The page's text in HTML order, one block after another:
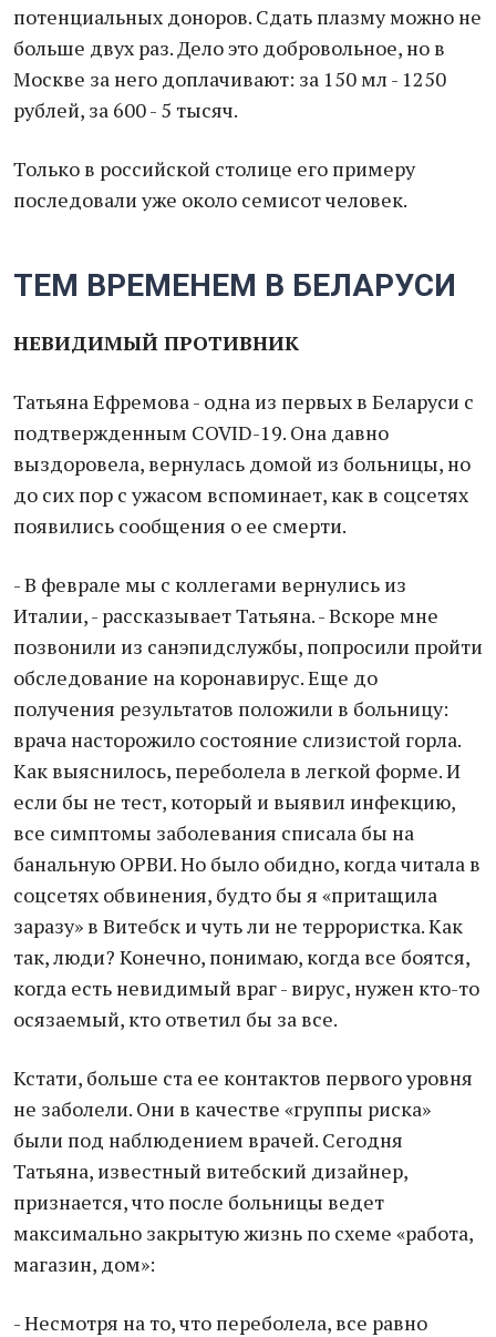
потенциальных доноров. Сдать плазму можно не
больше двух раз. Дело это добровольное, но в
Москве за него доплачивают: за 150 мл - 1250
рублей, за 600 - 5 тысяч.
Только в российской столице его примеру
последовали уже около семисот человек.
ТЕМ ВРЕМЕНЕМ В БЕЛАРУСИ
НЕВИДИМЫЙ ПРОТИВНИК
Татьяна Ефремова - одна из первых в Беларуси с
подтвержденным COVID-19. Она давно
выздоровела, вернулась домой из больницы, но
до сих пор с ужасом вспоминает, как в соцсетях
появились сообщения о ее смерти.
- В феврале мы с коллегами вернулись из
Италии, - рассказывает Татьяна. - Вскоре мне
позвонили из санэпидслужбы, попросили пройти
обследование на коронавирус. Еще до
получения результатов положили в больницу:
врача насторожило состояние слизистой горла.
Как выяснилось, переболела в легкой форме. И
если бы не тест, который и выявил инфекцию,
все симптомы заболевания списала бы на
банальную ОРВИ. Но было обидно, когда читала в
соцсетях обвинения, будто бы я «притащила
заразу» в Витебск и чуть ли не террористка. Как
так, люди? Конечно, понимаю, когда все боятся,
когда есть невидимый враг - вирус, нужен кто-то
осязаемый, кто ответил бы за все.
Кстати, больше ста ее контактов первого уровня
не заболели. Они в качестве «группы риска»
были под наблюдением врачей. Сегодня
Татьяна, известный витебский дизайнер,
признается, что после больницы ведет
максимально закрытую жизнь по схеме «работа,
магазин, дом»:
- Несмотря на то, что переболела, все равно